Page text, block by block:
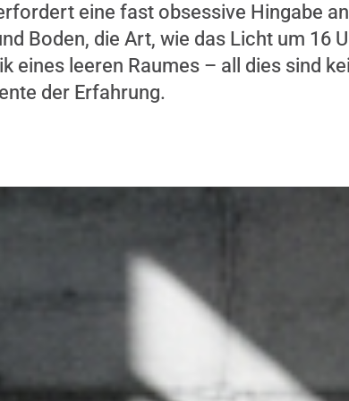
eine fast obsessive Hingabe
Boden, die Art, wie das Licht um 16
eines leeren Raumes – all dies sind
der Erfahrung.